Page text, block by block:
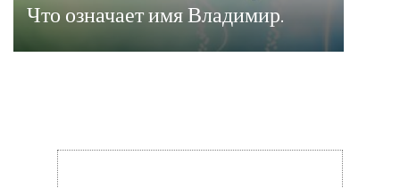
Что означает имя Владимир.